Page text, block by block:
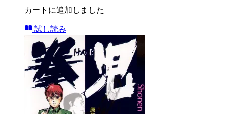
カートに追加しました
試し読み